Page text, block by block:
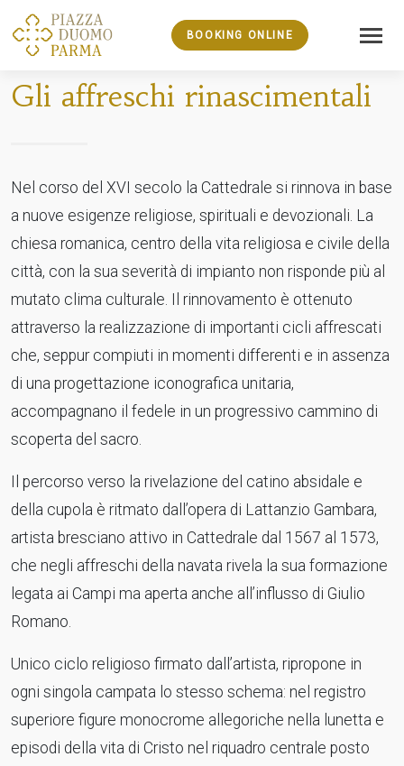
BOOKING ONLINE
Gli affreschi rinascimentali
Nel corso del XVI secolo la Cattedrale si rinnova in base
a nuove esigenze religiose, spirituali e devozionali. La
chiesa romanica, centro della vita religiosa e civile della
città, con la sua severità di impianto non risponde più al
mutato clima culturale. Il rinnovamento è ottenuto
attraverso la realizzazione di importanti cicli affrescati
che, seppur compiuti in momenti differenti e in assenza
di una progettazione iconografica unitaria,
accompagnano il fedele in un progressivo cammino di
scoperta del sacro.
Il percorso verso la rivelazione del catino absidale e
della cupola è ritmato dall’opera di Lattanzio Gambara,
artista bresciano attivo in Cattedrale dal 1567 al 1573,
che negli affreschi della navata rivela la sua formazione
legata ai Campi ma aperta anche all’influsso di Giulio
Romano.
Unico ciclo religioso firmato dall’artista, ripropone in
ogni singola campata lo stesso schema: nel registro
superiore figure monocrome allegoriche nella lunetta e
episodi della vita di Cristo nel riquadro centrale posto